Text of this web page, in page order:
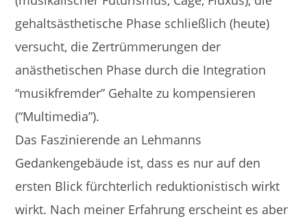
gehaltsästhetische Phase schließlich (heute)
versucht, die Zertrümmerungen der
anästhetischen Phase durch die Integration
“musikfremder” Gehalte zu kompensieren
(“Multimedia”).
Das Faszinierende an Lehmanns
Gedankengebäude ist, dass es nur auf den
ersten Blick fürchterlich reduktionistisch wirkt
wirkt. Nach meiner Erfahrung erscheint es aber